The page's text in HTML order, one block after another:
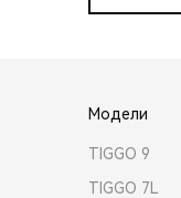
Модели
TIGGO 9
TIGGO 7L